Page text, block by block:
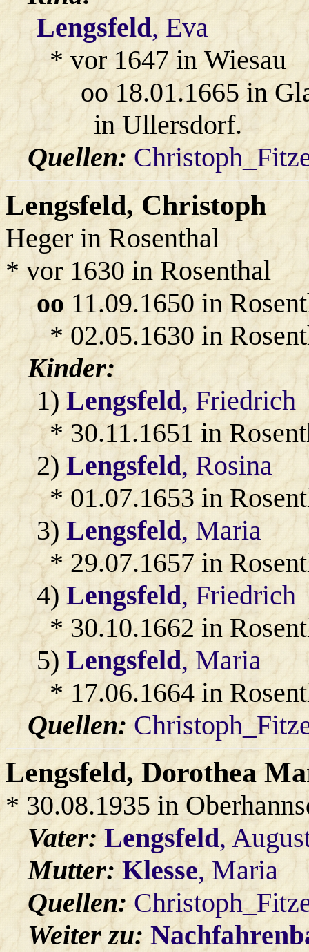
Lengsfeld, Eva
* vor 1647 in Wiesau
oo 18.01.1665 in
in Ullersdorf.
Quellen:
Lengsfeld, Christoph
Heger in Rosenthal
* vor 1630 in Rosenthal
oo11.09.1650 in
* 02.05.1630 in
Kinder:
1)Lengsfeld, Friedrich
* 30.11.1651 in
2)Lengsfeld, Rosina
* 01.07.1653 in
3)Lengsfeld, Maria
* 29.07.1657 in
4)Lengsfeld, Friedrich
* 30.10.1662 in
5)Lengsfeld, Maria
* 17.06.1664 in
Quellen:
Lengsfeld, Dorothea
* 30.08.1935 in
Vater:Lengsfeld,
Mutter:Klesse, Maria
Quellen:
Weiter zu: